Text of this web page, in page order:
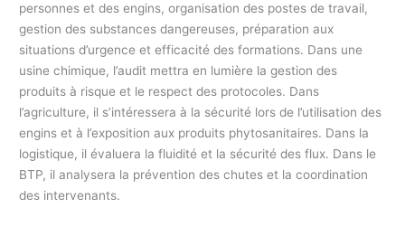
personnes et des engins, organisation des postes de travail,
gestion des substances dangereuses, préparation aux
situations d’urgence et efficacité des formations. Dans une
usine chimique, l’audit mettra en lumière la gestion des
produits à risque et le respect des protocoles. Dans
l’agriculture, il s’intéressera à la sécurité lors de l’utilisation des
engins et à l’exposition aux produits phytosanitaires. Dans la
logistique, il évaluera la fluidité et la sécurité des flux. Dans le
BTP, il analysera la prévention des chutes et la coordination
des intervenants.